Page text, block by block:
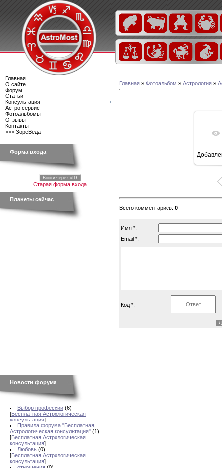
Главная
О сайте
Форум
Статьи
Консультация
Астро сервис
Фотоальбомы
Отзывы
Контакты
>>> ЗореВеда
Форма входа
Войти через uID
Старая форма входа
Планеты сейчас
Новости форума
Выбор профессии (6)
[Бесплатная Астрологическая
консультация]
Правила форума "Бесплатная
Астрологическая консультация" (1)
[Бесплатная Астрологическая
консультация]
Любовь (0)
[Бесплатная Астрологическая
консультация]
Главная » Фотоальбом » Астрология »
Всего комментариев: 0
Имя *:
Email *:
Код *: